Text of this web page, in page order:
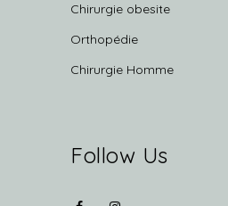
Chirurgie obesite
Orthopédie
Chirurgie Homme
Follow Us